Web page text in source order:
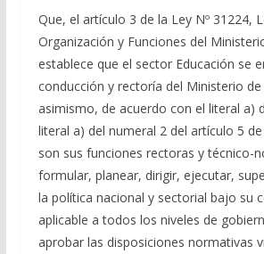
Que, el artículo 3 de la Ley Nº 31224,
Organización y Funciones del
establece que el sector Educación se
conducción y rectoría del Ministerio de
asimismo, de acuerdo con el literal a)
literal a) del numeral 2 del artículo 5
son sus funciones rectoras y técnico-
formular, planear, dirigir, ejecutar,
la política nacional y sectorial bajo su
aplicable a todos los niveles de
aprobar las disposiciones normativas